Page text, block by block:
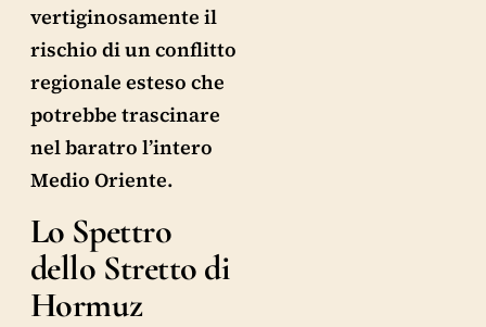
vertiginosamente il
rischio di un conflitto
regionale esteso che
potrebbe trascinare
nel baratro l’intero
Medio Oriente.
Lo Spettro
dello Stretto di
Hormuz